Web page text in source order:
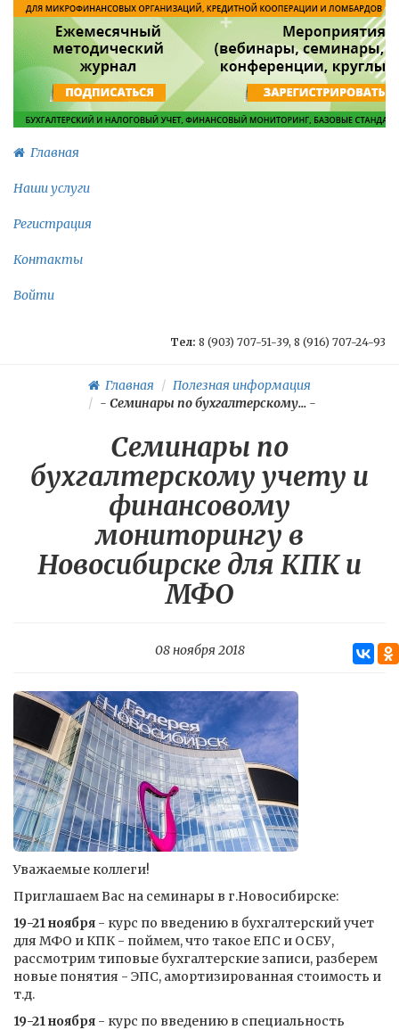
Главная
Наши услуги
Регистрация
Контакты
Войти
Тел: 8 (903) 707-51-39, 8 (916) 707-24-93
Главная
Полезная информация
- Семинары по бухгалтерскому...-
Семинары по
бухгалтерскому учету и
финансовому
мониторингу в
Новосибирске для КПК и
МФО
08 ноября 2018
Уважаемые коллеги!
Приглашаем Вас на семинары в г.Новосибирске:
19-21 ноября - курс по введению в бухгалтерский учет
для МФО и КПК - поймем, что такое ЕПС и ОСБУ,
рассмотрим типовые бухгалтерские записи, разберем
новые понятия - ЭПС, амортизированная стоимость и
т.д.
19-21 ноября - курс по введению в специальность